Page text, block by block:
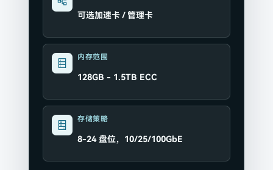
可选加速卡 / 管理卡
内存范围
128GB - 1.5TB ECC
存储策略
8-24 盘位，10/25/100GbE